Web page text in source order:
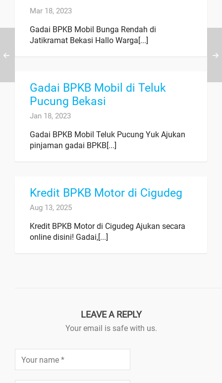
Mar 18, 2023
Gadai BPKB Mobil Bunga Rendah di
Jatikramat Bekasi Hallo Warga[...]
Gadai BPKB Mobil di Teluk
Pucung Bekasi
Jan 18, 2023
Gadai BPKB Mobil Teluk Pucung Yuk Ajukan
pinjaman gadai BPKB[...]
Kredit BPKB Motor di Cigudeg
Aug 13, 2025
Kredit BPKB Motor di Cigudeg Ajukan secara
online disini! Gadai,[...]
LEAVE A REPLY
Your email is safe with us.